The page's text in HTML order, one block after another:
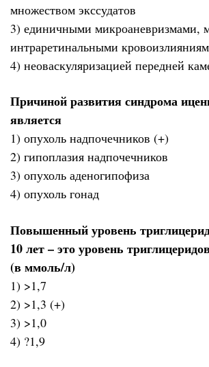
множеством экссудатов
3) единичными микроаневризмами,
интраретинальными
4) неоваскуляризацией передней
Причиной развития синдрома
является
1) опухоль надпочечников (+)
2) гипоплазия надпочечников
3) опухоль аденогипофиза
4) опухоль гонад
Повышенный уровень
10 лет – это уровень
(в ммоль/л)
1) >1,7
2) >1,3 (+)
3) >1,0
4) ?1,9